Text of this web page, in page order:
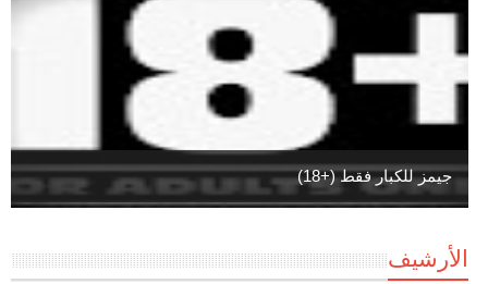
جيمز للكبار فقط (+18)
الأرشيف